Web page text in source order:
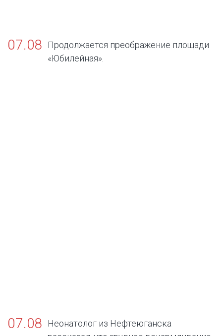
07.08
Продолжается преображение площади
«Юбилейная».
07.08
Неонатолог из Нефтеюганска